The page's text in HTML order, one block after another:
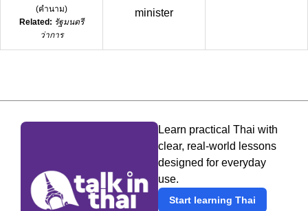
(คำนาม)
Related: รัฐมนตรี
ว่าการ
minister
Learn practical Thai with
clear, real-world lessons
designed for everyday
use.
Start learning Thai